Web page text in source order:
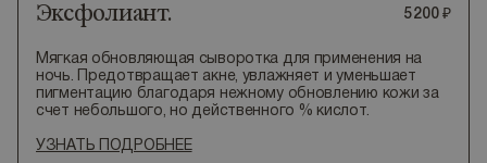
Эксфолиант. 5200₽
Мягкая обновляющая сыворотка для применения на
ночь. Предотвращает акне, увлажняет и уменьшает
пигментацию благодаря нежному обновлению кожи за
счет небольшого, но действенного % кислот.
УЗНАТЬ ПОДРОБНЕЕ